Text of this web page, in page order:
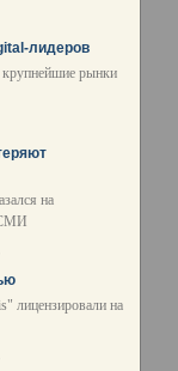
лидеров
крупнейшие рынки
на
СМИ
лицензировали на